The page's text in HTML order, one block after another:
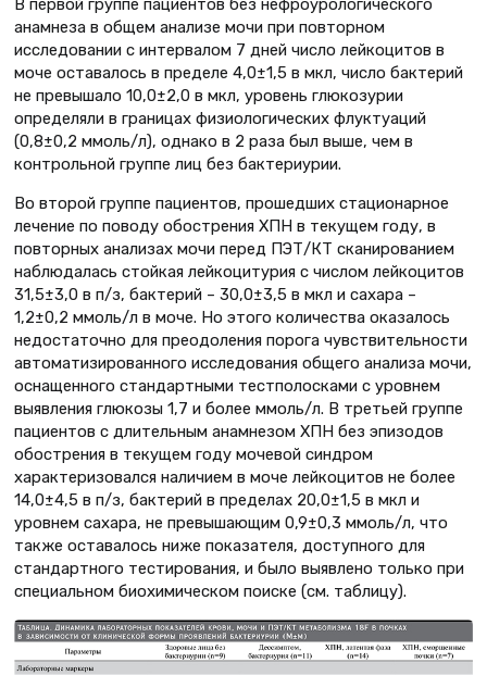
В первой группе пациентов без нефроурологического
анамнеза в общем анализе мочи при повторном
исследовании с интервалом 7 дней число лейкоцитов в
моче оставалось в пределе 4,0±1,5 в мкл, число бактерий
не превышало 10,0±2,0 в мкл, уровень глюкозурии
определяли в границах физиологических флуктуаций
(0,8±0,2 ммоль/л), однако в 2 раза был выше, чем в
контрольной группе лиц без бактериурии.
Во второй группе пациентов, прошедших стационарное
лечение по поводу обострения ХПН в текущем году, в
повторных анализах мочи перед ПЭТ/КТ сканированием
наблюдалась стойкая лейкоцитурия с числом лейкоцитов
31,5±3,0 в п/з, бактерий – 30,0±3,5 в мкл и сахара –
1,2±0,2 ммоль/л в моче. Но этого количества оказалось
недостаточно для преодоления порога чувствительности
автоматизированного исследования общего анализа мочи,
оснащенного стандартными тестполосками с уровнем
выявления глюкозы 1,7 и более ммоль/л. В третьей группе
пациентов с длительным анамнезом ХПН без эпизодов
обострения в текущем году мочевой синдром
характеризовался наличием в моче лейкоцитов не более
14,0±4,5 в п/з, бактерий в пределах 20,0±1,5 в мкл и
уровнем сахара, не превышающим 0,9±0,3 ммоль/л, что
также оставалось ниже показателя, доступного для
стандартного тестирования, и было выявлено только при
специальном биохимическом поиске (см. таблицу).